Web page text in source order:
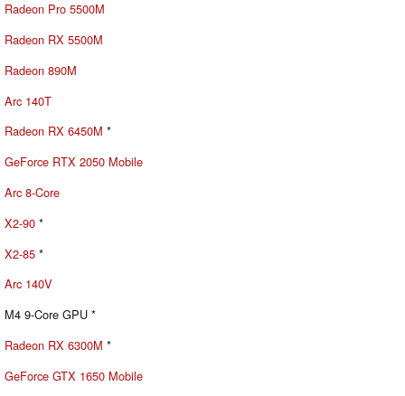
Radeon Pro 5500M
Radeon RX 5500M
Radeon 890M
Arc 140T
Radeon RX 6450M *
GeForce RTX 2050 Mobile
Arc 8-Core
X2-90 *
X2-85 *
Arc 140V
M4 9-Core GPU *
Radeon RX 6300M *
GeForce GTX 1650 Mobile